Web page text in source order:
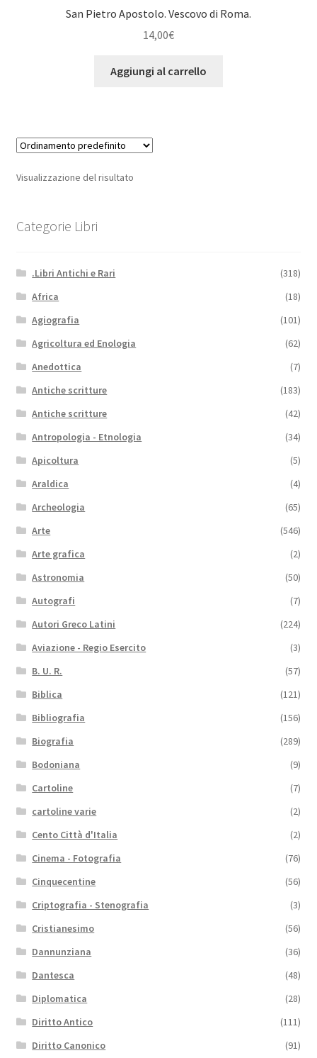
San Pietro Apostolo. Vescovo di Roma.
14,00€
Aggiungi al carrello
Visualizzazione del risultato
Categorie Libri
.Libri Antichi e Rari
(318)
Africa
(18)
Agiografia
(101)
Agricoltura ed Enologia
(62)
Anedottica
(7)
Antiche scritture
(183)
Antiche scritture
(42)
Antropologia - Etnologia
(34)
Apicoltura
(5)
Araldica
(4)
Archeologia
(65)
Arte
(546)
Arte grafica
(2)
Astronomia
(50)
Autografi
(7)
Autori Greco Latini
(224)
Aviazione - Regio Esercito
(3)
B. U. R.
(57)
Biblica
(121)
Bibliografia
(156)
Biografia
(289)
Bodoniana
(9)
Cartoline
(7)
cartoline varie
(2)
Cento Città d'Italia
(2)
Cinema - Fotografia
(76)
Cinquecentine
(56)
Criptografia - Stenografia
(3)
Cristianesimo
(56)
Dannunziana
(36)
Dantesca
(48)
Diplomatica
(28)
Diritto Antico
(111)
Diritto Canonico
(91)